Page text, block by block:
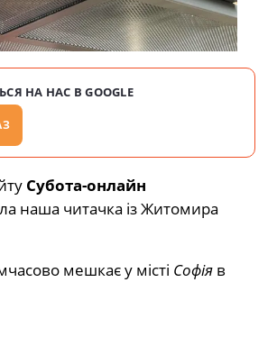
НА НАС В GOOGLE
Субота-онлайн
наша читачка із Житомира
мешкає у місті Софія в